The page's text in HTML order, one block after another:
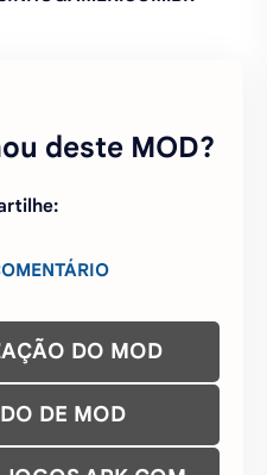
deste MOD?
DO MOD
DE MOD